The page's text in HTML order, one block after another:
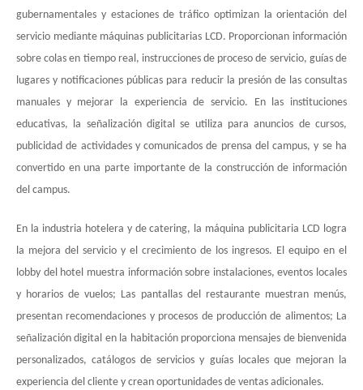
gubernamentales y estaciones de tráfico optimizan la orientación del
servicio mediante máquinas publicitarias LCD. Proporcionan información
sobre colas en tiempo real, instrucciones de proceso de servicio, guías de
lugares y notificaciones públicas para reducir la presión de las consultas
manuales y mejorar la experiencia de servicio. En las instituciones
educativas, la señalización digital se utiliza para anuncios de cursos,
publicidad de actividades y comunicados de prensa del campus, y se ha
convertido en una parte importante de la construcción de información
del campus.
En la industria hotelera y de catering, la máquina publicitaria LCD logra
la mejora del servicio y el crecimiento de los ingresos. El equipo en el
lobby del hotel muestra información sobre instalaciones, eventos locales
y horarios de vuelos; Las pantallas del restaurante muestran menús,
presentan recomendaciones y procesos de producción de alimentos; La
señalización digital en la habitación proporciona mensajes de bienvenida
personalizados, catálogos de servicios y guías locales que mejoran la
experiencia del cliente y crean oportunidades de ventas adicionales.